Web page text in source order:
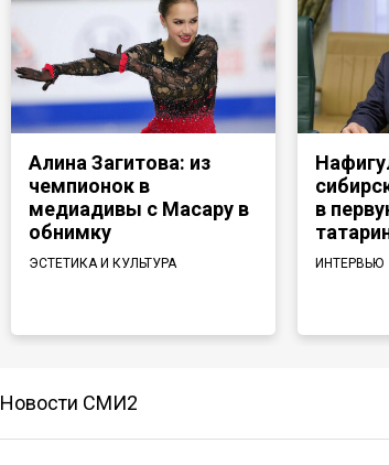
Алина Загитова: из
чемпионок в
медиадивы с Масару в
обнимку
ЭСТЕТИКА И КУЛЬТУРА
в
ИНТЕРВЬЮ
Новости СМИ2